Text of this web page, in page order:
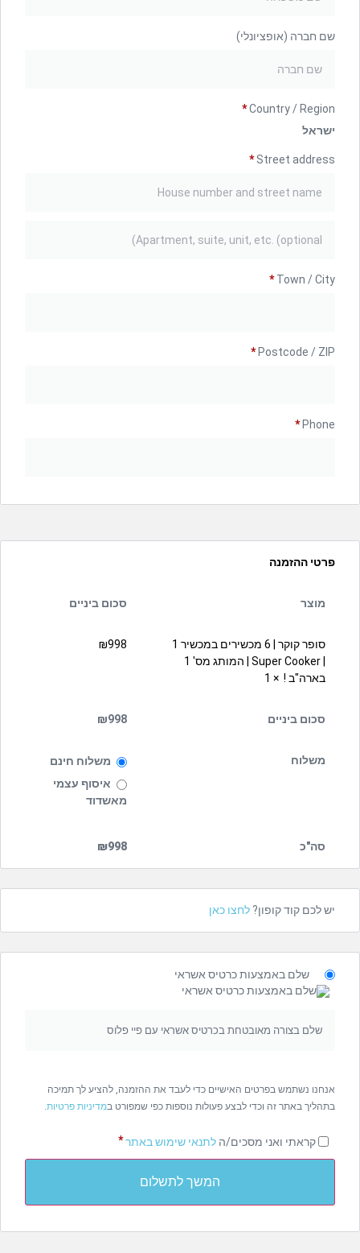
שם חברה (אופציונלי)
Country / Region
*
ישראל
Street address
*
Town / City
*
Postcode / ZIP
*
Phone
*
פרטי ההזמנה
מוצר סכום ביניים
סופר קוקר | 6 מכשירים במכשיר 1
| Super Cooker | המותג מס' 1
בארה"ב ! × 1
₪998
סכום ביניים ₪998
משלוח
משלוח חינם
איסוף עצמי
מאשדוד
סה"כ ₪998
יש לכם קוד קופון? לחצו כאן
שלם באמצעות כרטיס אשראי
שלם בצורה מאובטחת בכרטיס אשראי עם פיי פלוס
אנחנו נשתמש בפרטים האישיים כדי לעבד את ההזמנה, להציע לך תמיכה
בתהליך באתר זה וכדי לבצע פעולות נוספות כפי שמפורט במדיניות פרטיות
קראתי ואני מסכים/ה לתנאי שימוש באתר*
המשך לתשלום